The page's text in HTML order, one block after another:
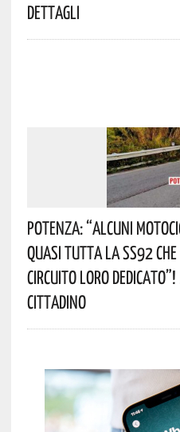
Dettagli
Potenza: “alcuni
Quasi Tutta La SS92
Circuito Loro Dedicato”!
Cittadino